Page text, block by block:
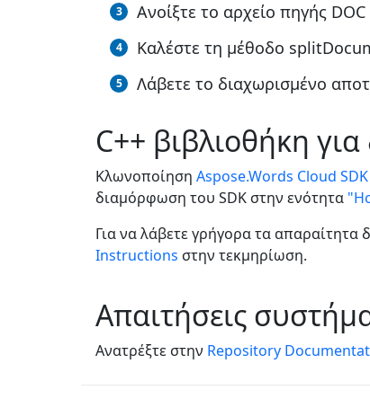
Ανοίξτε το αρχείο πηγής DOC
Καλέστε τη μέθοδο
Λάβετε το διαχωρισμένο
C++ βιβλιοθήκη
Κλωνοποίηση Aspose.Words Cloud
διαμόρφωση του SDK στην ενότητα
Για να λάβετε γρήγορα τα απαραίτητα
Instructions στην τεκμηρίωση.
Απαιτήσεις
Ανατρέξτε στην Repository